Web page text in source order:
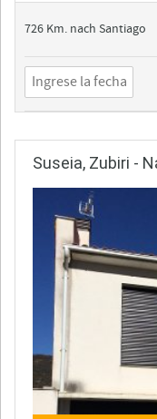
726 Km. nach Santiago
Suseia, Zubiri -